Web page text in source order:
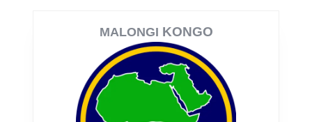
MALONGI KONGO